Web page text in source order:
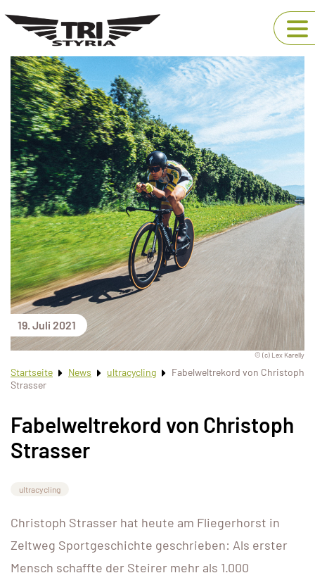
19. Juli 2021
© (c) Lex Karelly
Startseite News ultracycling
Fabelweltrekord von Christoph
Strasser
Fabelweltrekord von Christoph
Strasser
ultracycling
Christoph Strasser hat heute am Fliegerhorst in
Zeltweg Sportgeschichte geschrieben: Als erster
Mensch schaffte der Steirer mehr als 1.000